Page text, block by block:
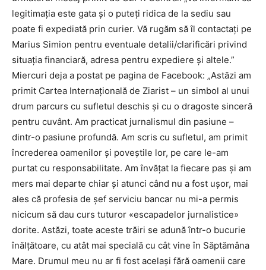
legitimația este gata și o puteți ridica de la sediu sau
poate fi expediată prin curier. Vă rugăm să îl contactați pe
Marius Simion pentru eventuale detalii/clarificări privind
situația financiară, adresa pentru expediere și altele.”
Miercuri deja a postat pe pagina de Facebook: „Astăzi am
primit Cartea Internațională de Ziarist – un simbol al unui
drum parcurs cu sufletul deschis și cu o dragoste sinceră
pentru cuvânt. Am practicat jurnalismul din pasiune –
dintr-o pasiune profundă. Am scris cu sufletul, am primit
încrederea oamenilor și poveștile lor, pe care le-am
purtat cu responsabilitate. Am învățat la fiecare pas și am
mers mai departe chiar și atunci când nu a fost ușor, mai
ales că profesia de șef serviciu bancar nu mi-a permis
nicicum să dau curs tuturor «escapadelor jurnalistice»
dorite. Astăzi, toate aceste trăiri se adună într-o bucurie
înălțătoare, cu atât mai specială cu cât vine în Săptămâna
Mare. Drumul meu nu ar fi fost același fără oamenii care